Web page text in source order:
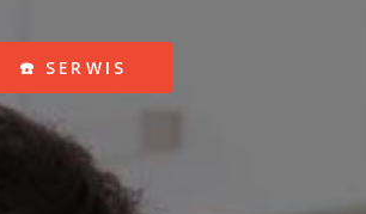
☎️ SERWIS